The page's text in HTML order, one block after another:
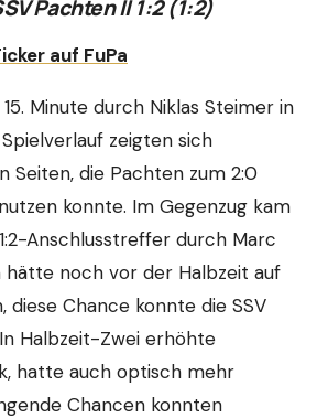
Pachten II 1:2 (1:2)
auf FuPa
Minute durch Niklas Steimer in
zeigten sich
Seiten, die Pachten zum 2:0
konnte. Im Gegenzug kam
Anschlusstreffer durch Marc
hätte noch vor der Halbzeit auf
diese Chance konnte die SSV
Halbzeit-Zwei erhöhte
hatte auch optisch mehr
Chancen konnten